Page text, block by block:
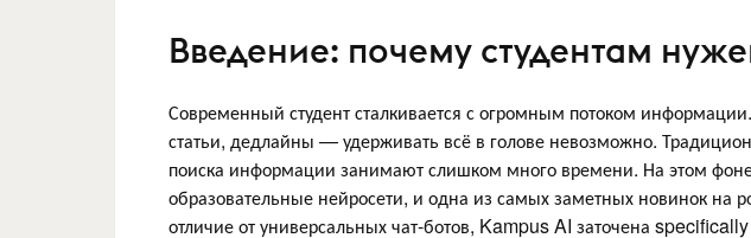
Введение: почему студентам
Современный студент сталкивается с огромным потоком
статьи, дедлайны — удерживать всё в голове невозможно.
поиска информации занимают слишком много времени. На этом
образовательные нейросети, и одна из самых заметных новинок
отличие от универсальных чат-ботов, Kampus AI заточена